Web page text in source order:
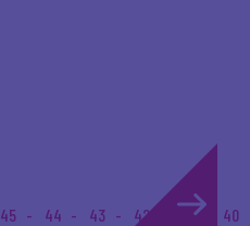
45 44 43 42 40